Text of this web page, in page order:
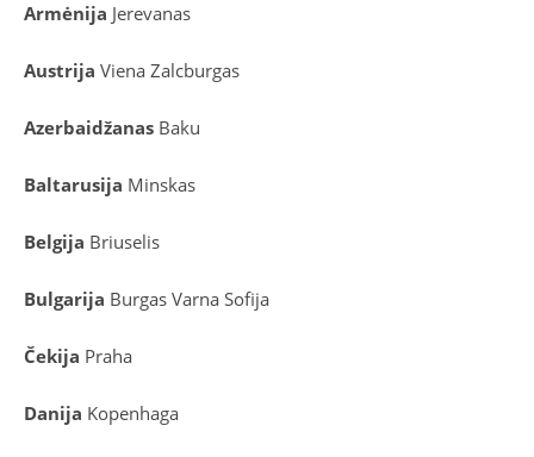
Armėnija Jerevanas
Austrija Viena Zalcburgas
Azerbaidžanas Baku
Baltarusija Minskas
Belgija Briuselis
Bulgarija Burgas Varna Sofija
Čekija Praha
Danija Kopenhaga